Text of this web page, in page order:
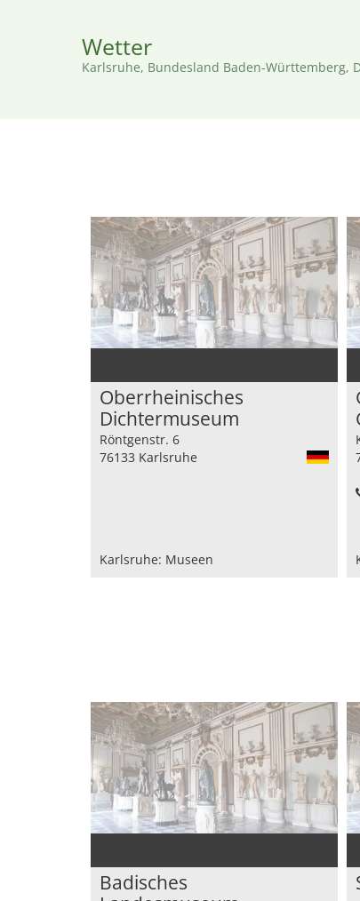
Wetter
Karlsruhe, Bundesland Baden-Württemberg,
Oberrheinisches
Dichtermuseum
Röntgenstr. 6
76133 Karlsruhe
Karlsruhe: Museen
Badisches